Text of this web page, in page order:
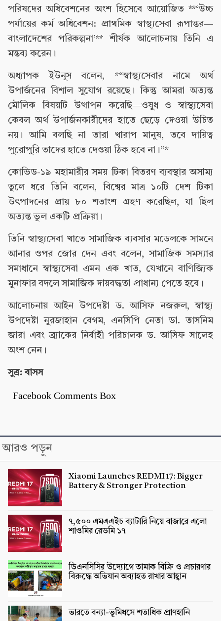
পরিষদের অধিবেশনের অংশ হিসেবে আয়োজিত **‘উচ্চ
পর্যায়ের কর্ম অধিবেশন: প্রাথমিক স্বাস্থ্যসেবা রূপান্তর—
বাংলাদেশের পরিকল্পনা’** শীর্ষক আলোচনায় তিনি এ
মন্তব্য করেন।
অধ্যাপক ইউনূস বলেন, *“স্বাস্থ্যসেবার নামে অর্থ
উপার্জনের বিশাল সুযোগ রয়েছে। কিন্তু আমরা অত্যন্ত
মৌলিক বিষয়টি উত্থাপন করেছি—ওষুধ ও স্বাস্থ্যসেবা
কেবল অর্থ উপার্জনকারীদের হাতে ছেড়ে দেওয়া উচিত
নয়। আমি বলছি না তারা খারাপ মানুষ, তবে দায়িত্ব
পুরোপুরি তাদের হাতে দেওয়া ঠিক হবে না।”*
কোভিড-১৯ মহামারীর সময় টিকা বিতরণ ব্যবস্থার অসাম্য
তুলে ধরে তিনি বলেন, বিশ্বের মাত্র ১০টি দেশ টিকা
উৎপাদনের প্রায় ৮০ শতাংশ গ্রহণ করেছিল, যা ছিল
অত্যন্ত ভুল একটি প্রক্রিয়া।
তিনি স্বাস্থ্যসেবা খাতে সামাজিক ব্যবসার মডেলকে সামনে
আনার ওপর জোর দেন এবং বলেন, সামাজিক সমস্যার
সমাধানে স্বাস্থ্যসেবা এমন এক খাত, যেখানে বাণিজ্যিক
মুনাফার বদলে সামাজিক দায়বদ্ধতা প্রাধান্য পেতে হবে।
আলোচনায় আইন উপদেষ্টা ড. আসিফ নজরুল, স্বাস্থ্য
উপদেষ্টা নুরজাহান বেগম, এনসিপি নেতা ডা. তাসনিম
জারা এবং ব্র্যাকের নির্বাহী পরিচালক ড. আসিফ সালেহ
অংশ নেন।
সুত্র: বাসস
Facebook Comments Box
আরও পড়ুন
Xiaomi Launches REDMI 17: Bigger
Battery & Stronger Protection
৭,৫০০ এমএএইচ ব্যাটারি নিয়ে বাজারে এলো
শাওমির রেডমি ১৭
ডিএনসিসির উদ্যোগে তামাক বিক্রি ও প্রচারণার
বিরুদ্ধে অভিযান অব্যাহত রাখার আহ্বান
ভারতে বন্যা-ভূমিধসে শতাধিক প্রাণহানি